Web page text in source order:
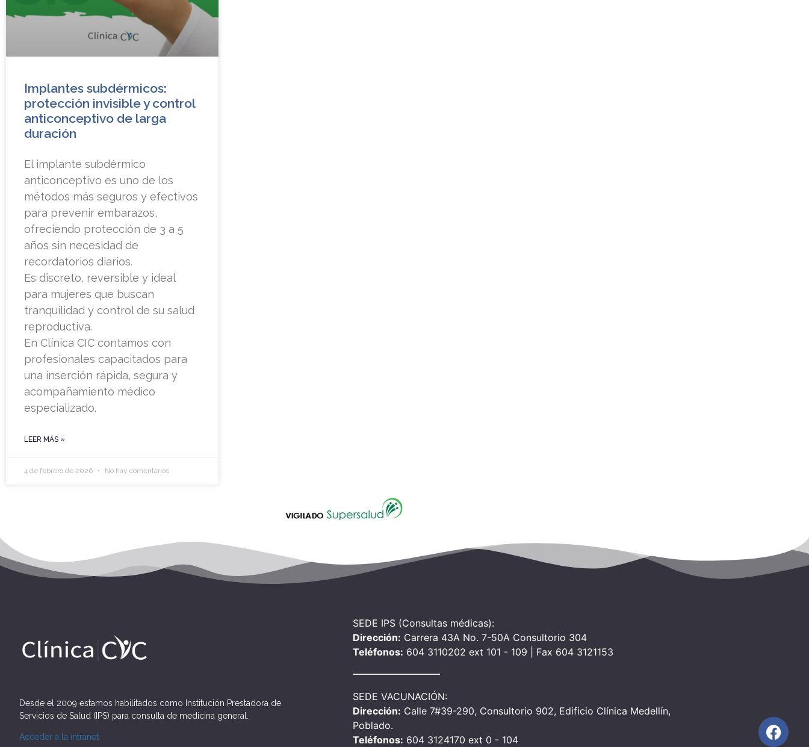
Implantes subdérmicos:
protección invisible y control
anticonceptivo de larga
duración
El implante subdérmico
anticonceptivo es uno de los
métodos más seguros y efectivos
para prevenir embarazos,
ofreciendo protección de 3 a 5
años sin necesidad de
recordatorios diarios.
Es discreto, reversible y ideal
para mujeres que buscan
tranquilidad y control de su salud
reproductiva.
En Clínica CIC contamos con
profesionales capacitados para
una inserción rápida, segura y
acompañamiento médico
especializado.
LEER MÁS »
4 de febrero de 2026 No hay comentarios
Desde el 2009 estamos habilitados como Institución Prestadora de
Servicios de Salud (IPS) para consulta de medicina general.
Acceder a la intranet
SEDE IPS (Consultas médicas):
Dirección: Carrera 43A No. 7-50A Consultorio 304
Teléfonos: 604 3110202 ext 101 - 109 | Fax 604 3121153
SEDE VACUNACIÓN:
Dirección: Calle 7#39-290, Consultorio 902, Edificio Clínica Medellín,
Poblado.
Teléfonos: 604 3124170 ext 0 - 104